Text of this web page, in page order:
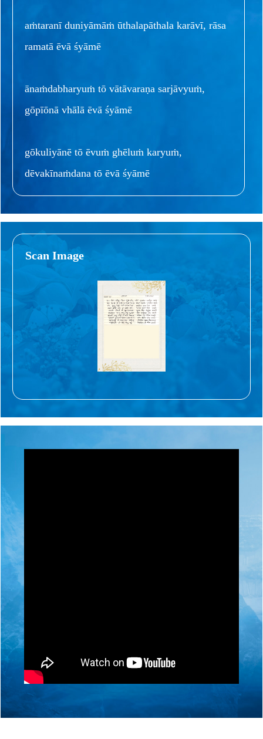
aṁtaranī duniyāmāṁ ūthalapāthala karāvī, rāsa
ramatā ēvā śyāmē
ānaṁdabharyuṁ tō vātāvaraṇa sarjāvyuṁ,
gōpīōnā vhālā ēvā śyāmē
gōkuliyānē tō ēvuṁ ghēluṁ karyuṁ,
dēvakīnaṁdana tō ēvā śyāmē
Scan Image